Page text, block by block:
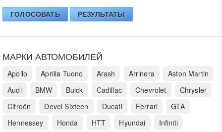
ГОЛОСОВАТЬ РЕЗУЛЬТАТЫ
МАРКИ АВТОМОБИЛЕЙ
Apollo Aprilia Tuono Arash Arrinera
Aston Martin
Audi
BMW Buick Cadillac Chevrolet
Chrysler
Citroën
Devel Sixteen Ducati Ferrari
GTA
Hennessey
Honda HTT Hyundai
Infiniti